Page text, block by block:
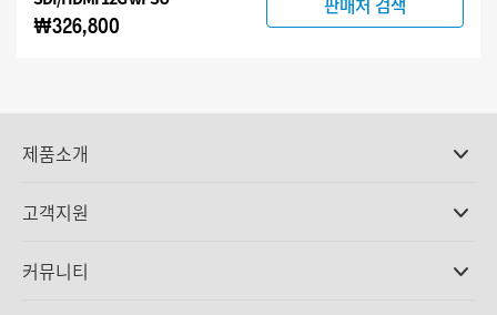
₩326,800
판매처 검색
제품소개
DaVinci Resolve와 Fusion 소프트웨어
Ultimatte
고객지원
고객지원 센터
커뮤니티